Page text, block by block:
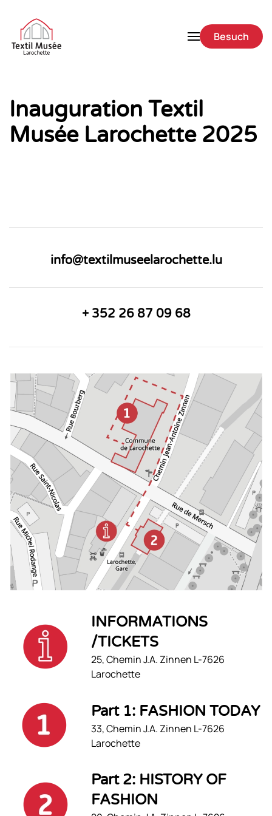
Zum Hauptinhalt springen Besuch
Inauguration Textil
Musée Larochette 2025
info@textilmuseelarochette.lu
+ 352 26 87 09 68
INFORMATIONS
/TICKETS
25, Chemin J.A. Zinnen L-7626
Larochette
Part 1: FASHION TODAY
33, Chemin J.A. Zinnen L-7626
Larochette
Part 2: HISTORY OF
FASHION